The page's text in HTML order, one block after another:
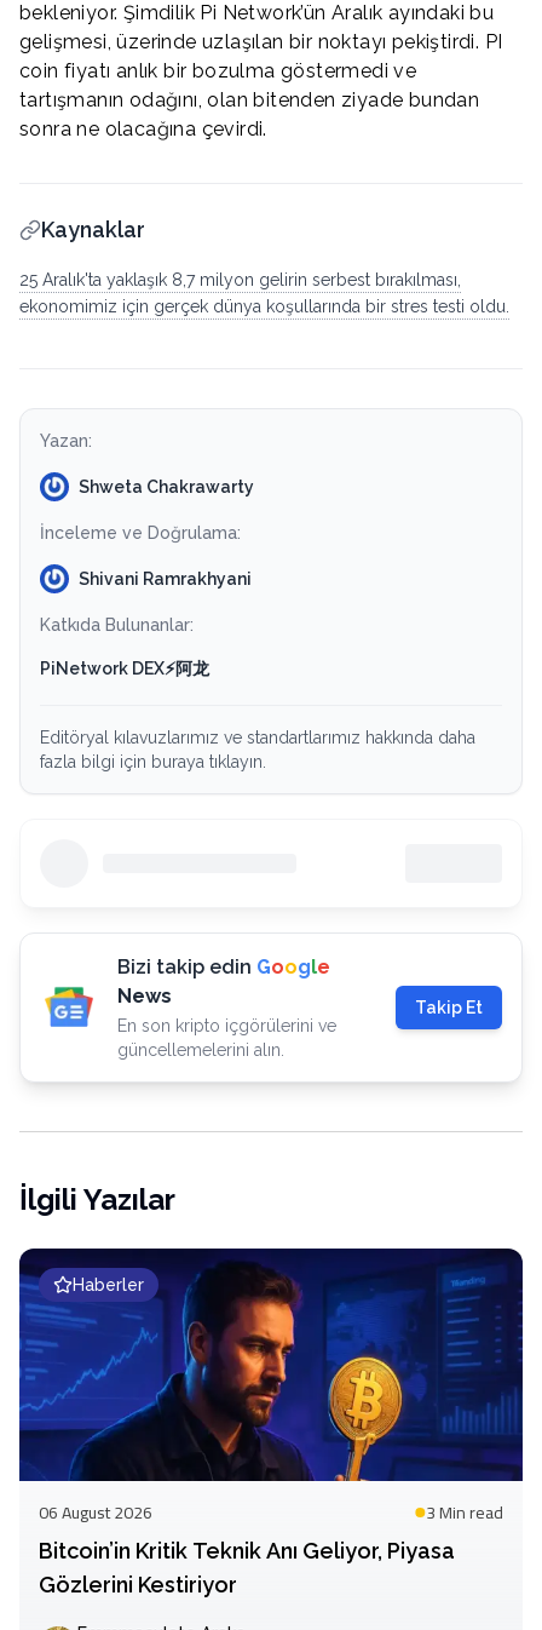
bekleniyor. Şimdilik Pi Network’ün Aralık ayındaki bu
gelişmesi, üzerinde uzlaşılan bir noktayı pekiştirdi. PI
coin fiyatı anlık bir bozulma göstermedi ve
tartışmanın odağını, olan bitenden ziyade bundan
sonra ne olacağına çevirdi.
Kaynaklar
25 Aralık'ta yaklaşık 8,7 milyon gelirin serbest bırakılması,
ekonomimiz için gerçek dünya koşullarında bir stres testi oldu.
Yazan:
Shweta Chakrawarty
İnceleme ve Doğrulama:
Shivani Ramrakhyani
Katkıda Bulunanlar:
PiNetwork DEX⚡️阿龙
Editöryal kılavuzlarımız ve standartlarımız hakkında daha
fazla bilgi için buraya tıklayın.
Bizi takip edin Google
News
En son kripto içgörülerini ve
güncellemelerini alın.
Takip Et
İlgili Yazılar
Haberler
06 August 2026 3 Minread
Bitcoin’in Kritik Teknik Anı Geliyor, Piyasa
Gözlerini Kestiriyor